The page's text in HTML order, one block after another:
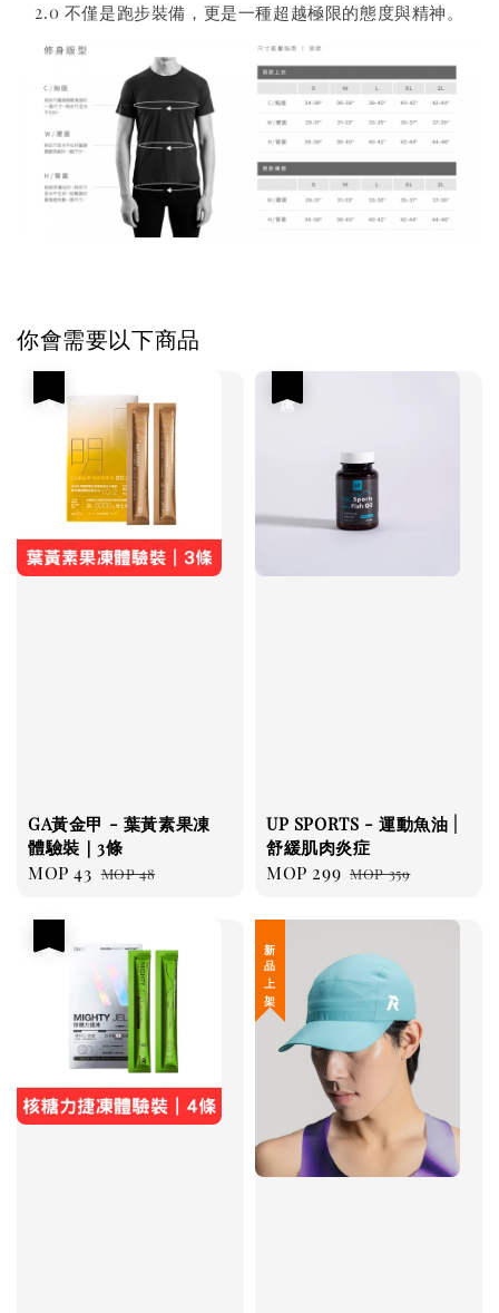
2.0 不僅是跑步裝備，更是一種超越極限的態度與精神。
你會需要以下商品
GA黃金甲 - 葉黃素果凍
體驗裝｜3條
Sale
MOP 43 Regular
MOP 48
UP SPORTS - 運動魚油 |
舒緩肌肉炎症
Sale
MOP 299 Regular
MOP 359
新 品 上 架